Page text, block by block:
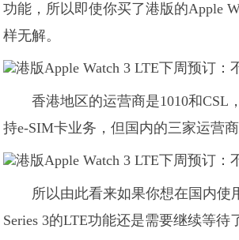
功能，所以即使你买了港版的Apple
样无解。
香港地区的运营商是1010和CSL
持e-SIM卡业务，但国内的三家运营
所以由此看来如果你想在国内使
Series 3的LTE功能还是需要继续等待